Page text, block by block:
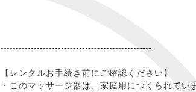
--------------------------------------------------
【レンタルお手続き前にご確認ください】
・このマッサージ器は、家庭用につくられてい